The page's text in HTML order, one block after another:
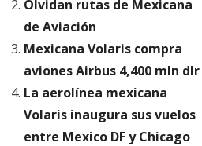
Olvidan rutas de Mexicana
de Aviación
Mexicana Volaris compra
aviones Airbus 4,400 mln dlr
La aerolínea mexicana
Volaris inaugura sus vuelos
entre Mexico DF y Chicago